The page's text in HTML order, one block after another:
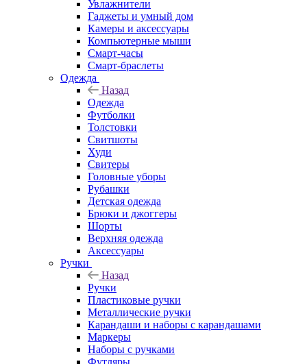
Увлажнители
Гаджеты и умный дом
Камеры и аксессуары
Компьютерные мыши
Смарт-часы
Смарт-браслеты
Одежда
Назад
Одежда
Футболки
Толстовки
Свитшоты
Худи
Свитеры
Головные уборы
Рубашки
Детская одежда
Брюки и джоггеры
Шорты
Верхняя одежда
Аксессуары
Ручки
Назад
Ручки
Пластиковые ручки
Металлические ручки
Карандаши и наборы с карандашами
Маркеры
Наборы с ручками
Футляры